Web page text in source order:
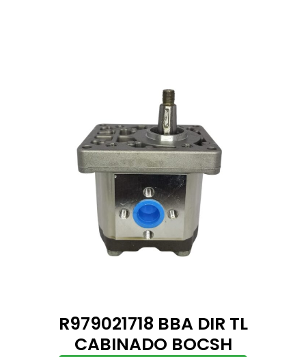
R979021718 BBA DIR TL
CABINADO BOCSH